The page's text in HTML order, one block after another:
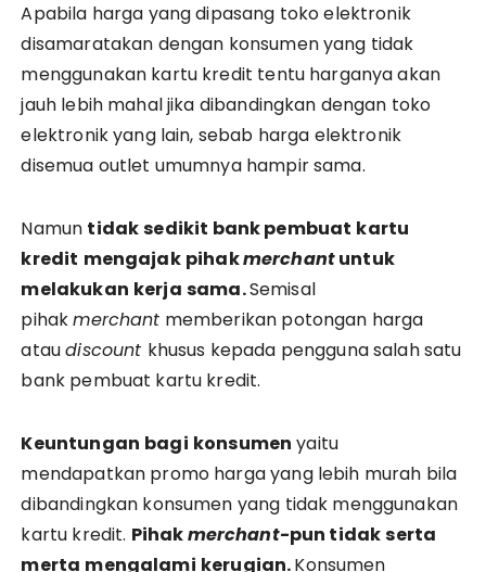
Apabila harga yang dipasang toko elektronik
disamaratakan dengan konsumen yang tidak
menggunakan kartu kredit tentu harganya akan
jauh lebih mahal jika dibandingkan dengan toko
elektronik yang lain, sebab harga elektronik
disemua outlet umumnya hampir sama.
Namun tidaksedikit bankpembuat kartu
kredit mengajak pihakmerchantuntuk
melakukan kerja sama.Semisal
pihakmerchant memberikan potongan harga
ataudiscount khusus kepada pengguna salah satu
bank pembuat kartu kredit.
Keuntungan bagi konsumen yaitu
mendapatkan promo harga yang lebih murah bila
dibandingkan konsumen yang tidak menggunakan
kartu kredit. Pihakmerchant-pun tidakserta
merta mengalami kerugian.Konsumen